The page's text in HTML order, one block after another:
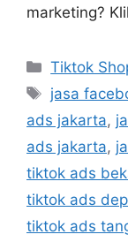
marketing?
Tiktok
jasa
ads jakarta,
ads jakarta,
tiktok ads
tiktok ads
tiktok ads